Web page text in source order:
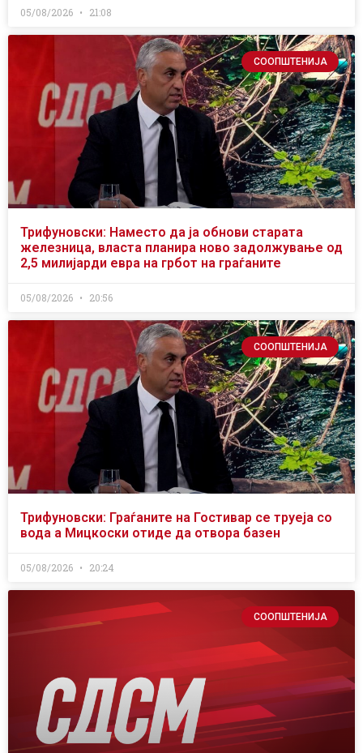
05/08/2026 21:08
СООПШТЕНИЈА
Трифуновски: Наместо да ја обнови старата
железница, власта планира ново задолжување од
2,5 милијарди евра на грбот на граѓаните
05/08/2026 20:56
СООПШТЕНИЈА
Трифуновски: Граѓаните на Гостивар се труеја со
вода а Мицкоски отиде да отвора базен
05/08/2026 20:24
СООПШТЕНИЈА